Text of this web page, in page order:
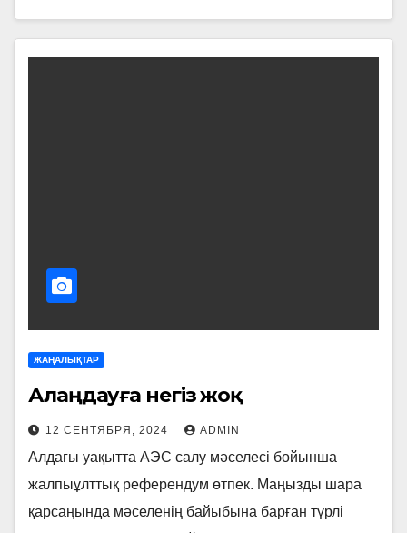
ЖАҢАЛЫҚТАР
Алаңдауға негіз жоқ
12 СЕНТЯБРЯ, 2024 ADMIN
Алдағы уақытта АЭС салу мәселесі бойынша
жалпыұлттық референдум өтпек. Маңызды шара
қарсаңында мәселенің байы­бына барған түрлі